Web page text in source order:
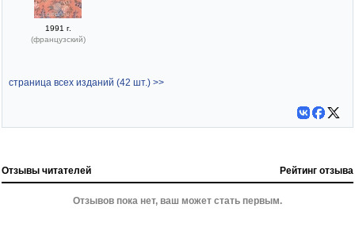
1991 г.
(французский)
страница всех изданий (42 шт.) >>
Отзывы читателей Рейтинг отзыва
Отзывов пока нет, ваш может стать первым.